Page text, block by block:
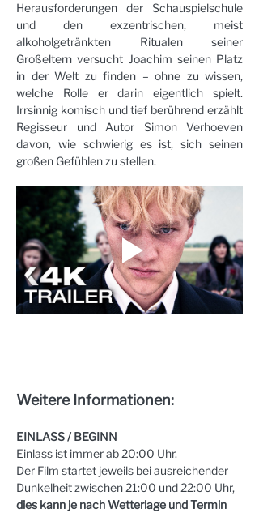
Herausforderungen der Schauspielschule
und den exzentrischen, meist
alkoholgetränkten Ritualen seiner
Großeltern versucht Joachim seinen Platz
in der Welt zu finden – ohne zu wissen,
welche Rolle er darin eigentlich spielt.
Irrsinnig komisch und tief berührend erzählt
Regisseur und Autor Simon Verhoeven
davon, wie schwierig es ist, sich seinen
großen Gefühlen zu stellen.
Weitere Informationen:
EINLASS / BEGINN
Einlass ist immer ab 20:00 Uhr.
Der Film startet jeweils bei ausreichender
Dunkelheit zwischen 21:00 und 22:00 Uhr,
dies kann je nach Wetterlage und Termin